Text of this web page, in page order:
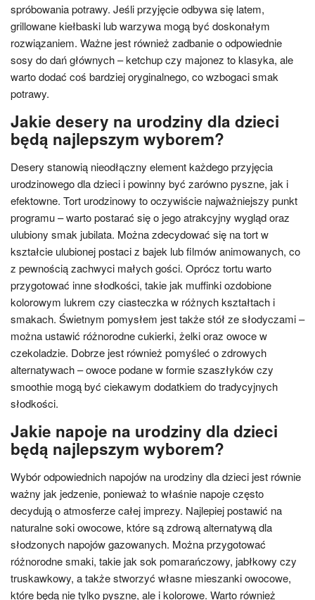
spróbowania potrawy. Jeśli przyjęcie odbywa się latem,
grillowane kiełbaski lub warzywa mogą być doskonałym
rozwiązaniem. Ważne jest również zadbanie o odpowiednie
sosy do dań głównych – ketchup czy majonez to klasyka, ale
warto dodać coś bardziej oryginalnego, co wzbogaci smak
potrawy.
Jakie desery na urodziny dla dzieci
będą najlepszym wyborem?
Desery stanowią nieodłączny element każdego przyjęcia
urodzinowego dla dzieci i powinny być zarówno pyszne, jak i
efektowne. Tort urodzinowy to oczywiście najważniejszy punkt
programu – warto postarać się o jego atrakcyjny wygląd oraz
ulubiony smak jubilata. Można zdecydować się na tort w
kształcie ulubionej postaci z bajek lub filmów animowanych, co
z pewnością zachwyci małych gości. Oprócz tortu warto
przygotować inne słodkości, takie jak muffinki ozdobione
kolorowym lukrem czy ciasteczka w różnych kształtach i
smakach. Świetnym pomysłem jest także stół ze słodyczami –
można ustawić różnorodne cukierki, żelki oraz owoce w
czekoladzie. Dobrze jest również pomyśleć o zdrowych
alternatywach – owoce podane w formie szaszłyków czy
smoothie mogą być ciekawym dodatkiem do tradycyjnych
słodkości.
Jakie napoje na urodziny dla dzieci
będą najlepszym wyborem?
Wybór odpowiednich napojów na urodziny dla dzieci jest równie
ważny jak jedzenie, ponieważ to właśnie napoje często
decydują o atmosferze całej imprezy. Najlepiej postawić na
naturalne soki owocowe, które są zdrową alternatywą dla
słodzonych napojów gazowanych. Można przygotować
różnorodne smaki, takie jak sok pomarańczowy, jabłkowy czy
truskawkowy, a także stworzyć własne mieszanki owocowe,
które będą nie tylko pyszne, ale i kolorowe. Warto również